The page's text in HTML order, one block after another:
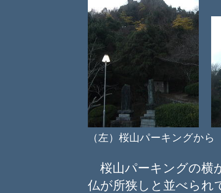
（左）桜山パーキング
桜山パーキングの横
仏が所狭しと並べられ